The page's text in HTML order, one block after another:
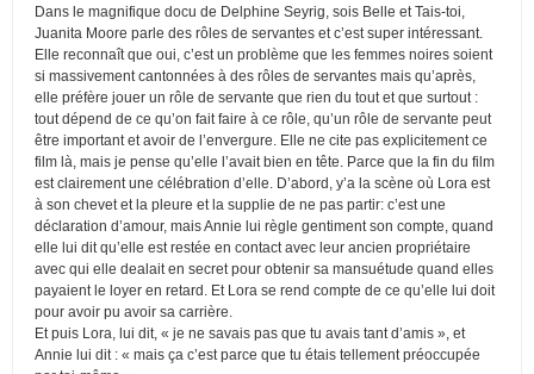
Dans le magnifique docu de Delphine Seyrig, sois Belle et Tais-toi,
Juanita Moore parle des rôles de servantes et c’est super intéressant.
Elle reconnaît que oui, c’est un problème que les femmes noires soient
si massivement cantonnées à des rôles de servantes mais qu’après,
elle préfère jouer un rôle de servante que rien du tout et que surtout :
tout dépend de ce qu’on fait faire à ce rôle, qu’un rôle de servante peut
être important et avoir de l’envergure. Elle ne cite pas explicitement ce
film là, mais je pense qu’elle l’avait bien en tête. Parce que la fin du film
est clairement une célébration d’elle. D’abord, y’a la scène où Lora est
à son chevet et la pleure et la supplie de ne pas partir: c’est une
déclaration d’amour, mais Annie lui règle gentiment son compte, quand
elle lui dit qu’elle est restée en contact avec leur ancien propriétaire
avec qui elle dealait en secret pour obtenir sa mansuétude quand elles
payaient le loyer en retard. Et Lora se rend compte de ce qu’elle lui doit
pour avoir pu avoir sa carrière.
Et puis Lora, lui dit, « je ne savais pas que tu avais tant d’amis », et
Annie lui dit : « mais ça c’est parce que tu étais tellement préoccupée